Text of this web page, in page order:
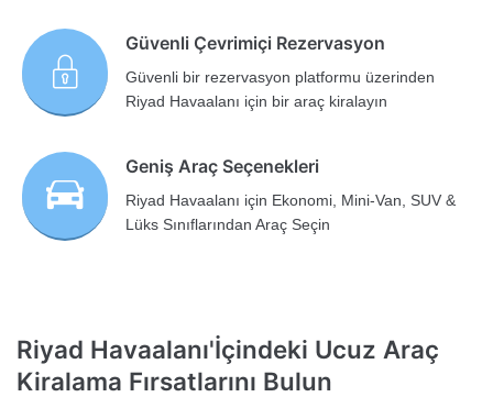
Güvenli Çevrimiçi Rezervasyon
Güvenli bir rezervasyon platformu üzerinden
Riyad Havaalanı için bir araç kiralayın
Geniş Araç Seçenekleri
Riyad Havaalanı için Ekonomi, Mini-Van, SUV &
Lüks Sınıflarından Araç Seçin
Riyad Havaalanı'İçindeki Ucuz Araç
Kiralama Fırsatlarını Bulun